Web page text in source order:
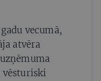
vecumā,
atvēra
vēsturiski